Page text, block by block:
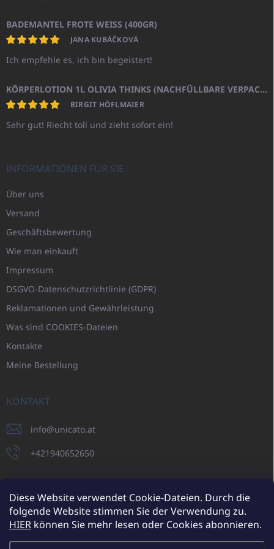
Diese Website verwendet Cookie-Dateien. Durch die
folgende Website stimmen Sie der Verwendung zu.
HIER können Sie mehr lesen oder Cookies abonnieren.
BADEMANTEL FROTE WEISS (400GR)
JANA KUBÁČKOVÁ
Ich empfehle es, ich bin begeistert!
KÖRPERLOTION 1L OLIVIA THINKS (NACHFÜLLBARE VERPACKUNG)
BIRGIT HÖFLMAIER
Sehr gut! Riecht toll und zieht sofort ein!
INFORMATIONEN FÜR SIE
Über uns
Versand
Geschäftsbewertung
Wie man einkauft
Impressum
DSGVO-Datenschutzrichtlinie (GDPR)
Reklamationen und Gewährleistung
Was sind COOKIES-Dateien
Kontakte
Meine Bestellung
KONTAKT
info@unicato.at
+421940652650
UNICATO.sk UNICATOshop.cz UNICATO.at UNICATO.hu
UNICATOshop.pl
UNICATOshop.de